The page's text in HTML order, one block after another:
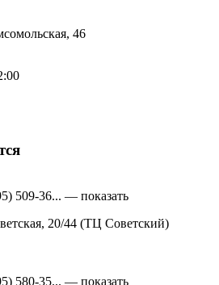
46
509-36... — показать
20/44 (ТЦ Советский)
580-35... — показать